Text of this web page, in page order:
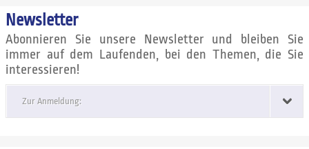
Newsletter
Abonnieren Sie unsere Newsletter und bleiben Sie
immer auf dem Laufenden, bei den Themen, die Sie
interessieren!
Zur Anmeldung: